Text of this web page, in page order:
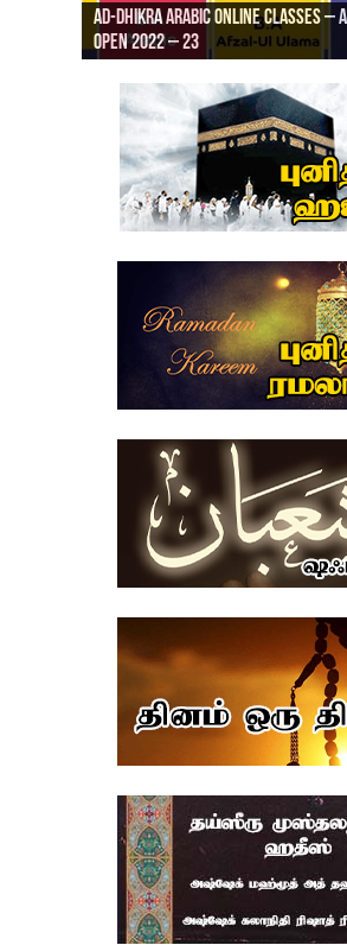
Ad-Dhikra Arabic Online Classes –
Open 2022 – 23
Ad-Dhikra Arabic Online Classes –
AD DHIKRA ARABIC COLLEGE ADMISSION
ரியாத் ஜும்ஆ தமிழாக்கம், Jamia
Masjid (Kuwait Masjid), Malaz,